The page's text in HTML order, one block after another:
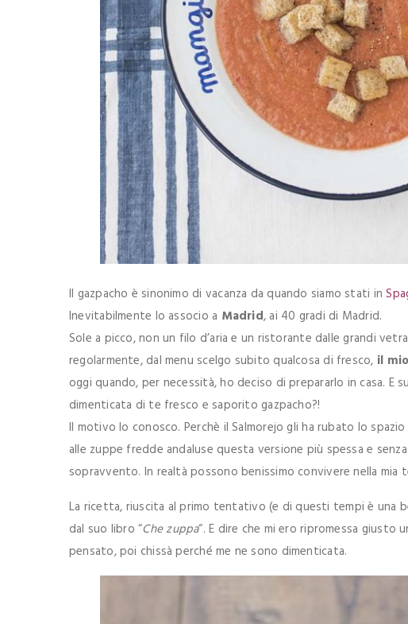
Il gazpacho è sinonimo di vacanza da quando siamo stati in
Inevitabilmente lo associo a Madrid, ai 40 gradi di Madrid.
Sole a picco, non un filo d’aria e un ristorante dalle grandi
regolarmente, dal menu scelgo subito qualcosa di fresco, il
oggi quando, per necessità, ho deciso di prepararlo in casa.
dimenticata di te fresco e saporito gazpacho?!
Il motivo lo conosco. Perchè il Salmorejo gli ha rubato lo
alle zuppe fredde andaluse questa versione più spessa e
sopravvento. In realtà possono benissimo convivere nella mia
La ricetta, riuscita al primo tentativo (e di questi tempi è una
dal suo libro “Che zuppa“. E dire che mi ero ripromessa giusto
pensato, poi chissà perché me ne sono dimenticata.